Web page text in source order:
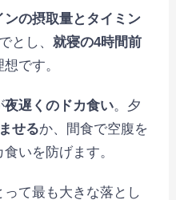
ンの摂取量とタイミン
とし、就寝の4時間前
です。
夜遅くのドカ食い。夕
せるか、間食で空腹を
いを防げます。
て最も大きな落とし